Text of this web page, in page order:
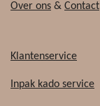
Over ons & Contact
Klantenservice
Inpak kado service